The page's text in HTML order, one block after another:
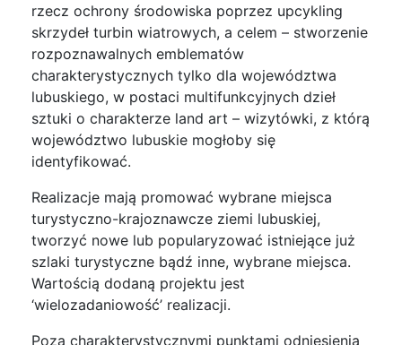
rzecz ochrony środowiska poprzez upcykling
skrzydeł turbin wiatrowych, a celem – stworzenie
rozpoznawalnych emblematów
charakterystycznych tylko dla województwa
lubuskiego, w postaci multifunkcyjnych dzieł
sztuki o charakterze land art – wizytówki, z którą
województwo lubuskie mogłoby się
identyfikować.
Realizacje mają promować wybrane miejsca
turystyczno-krajoznawcze ziemi lubuskiej,
tworzyć nowe lub popularyzować istniejące już
szlaki turystyczne bądź inne, wybrane miejsca.
Wartością dodaną projektu jest
‘wielozadaniowość’ realizacji.
Poza charakterystycznymi punktami odniesienia